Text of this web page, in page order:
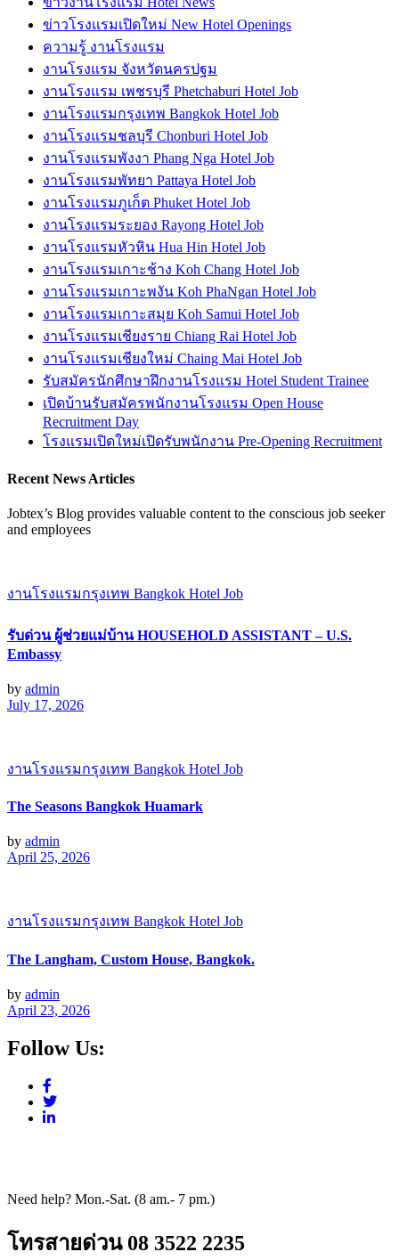
ข่าวโรงแรมเปิดใหม่ New Hotel Openings
ความรู้ งานโรงแรม
งานโรงแรม จังหวัดนครปฐม
งานโรงแรม เพชรบุรี Phetchaburi Hotel Job
งานโรงแรมกรุงเทพ Bangkok Hotel Job
งานโรงแรมชลบุรี Chonburi Hotel Job
งานโรงแรมพังงา Phang Nga Hotel Job
งานโรงแรมพัทยา Pattaya Hotel Job
งานโรงแรมภูเก็ต Phuket Hotel Job
งานโรงแรมระยอง Rayong Hotel Job
งานโรงแรมหัวหิน Hua Hin Hotel Job
งานโรงแรมเกาะช้าง Koh Chang Hotel Job
งานโรงแรมเกาะพงัน Koh PhaNgan Hotel Job
งานโรงแรมเกาะสมุย Koh Samui Hotel Job
งานโรงแรมเชียงราย Chiang Rai Hotel Job
งานโรงแรมเชียงใหม่ Chaing Mai Hotel Job
รับสมัครนักศึกษาฝึกงานโรงแรม Hotel Student Trainee
เปิดบ้านรับสมัครพนักงานโรงแรม Open House
Recruitment Day
โรงแรมเปิดใหม่เปิดรับพนักงาน Pre-Opening Recruitment
Recent News Articles
Jobtex’s Blog provides valuable content to the conscious job seeker
and employees
งานโรงแรมกรุงเทพ Bangkok Hotel Job
รับด่วน ผู้ช่วยแม่บ้าน HOUSEHOLD ASSISTANT – U.S.
Embassy
by admin
July 17, 2026
งานโรงแรมกรุงเทพ Bangkok Hotel Job
The Seasons Bangkok Huamark
by admin
April 25, 2026
งานโรงแรมกรุงเทพ Bangkok Hotel Job
The Langham, Custom House, Bangkok.
by admin
April 23, 2026
Follow Us:
Need help? Mon.-Sat. (8 am.- 7 pm.)
โทรสายด่วน 08 3522 2235